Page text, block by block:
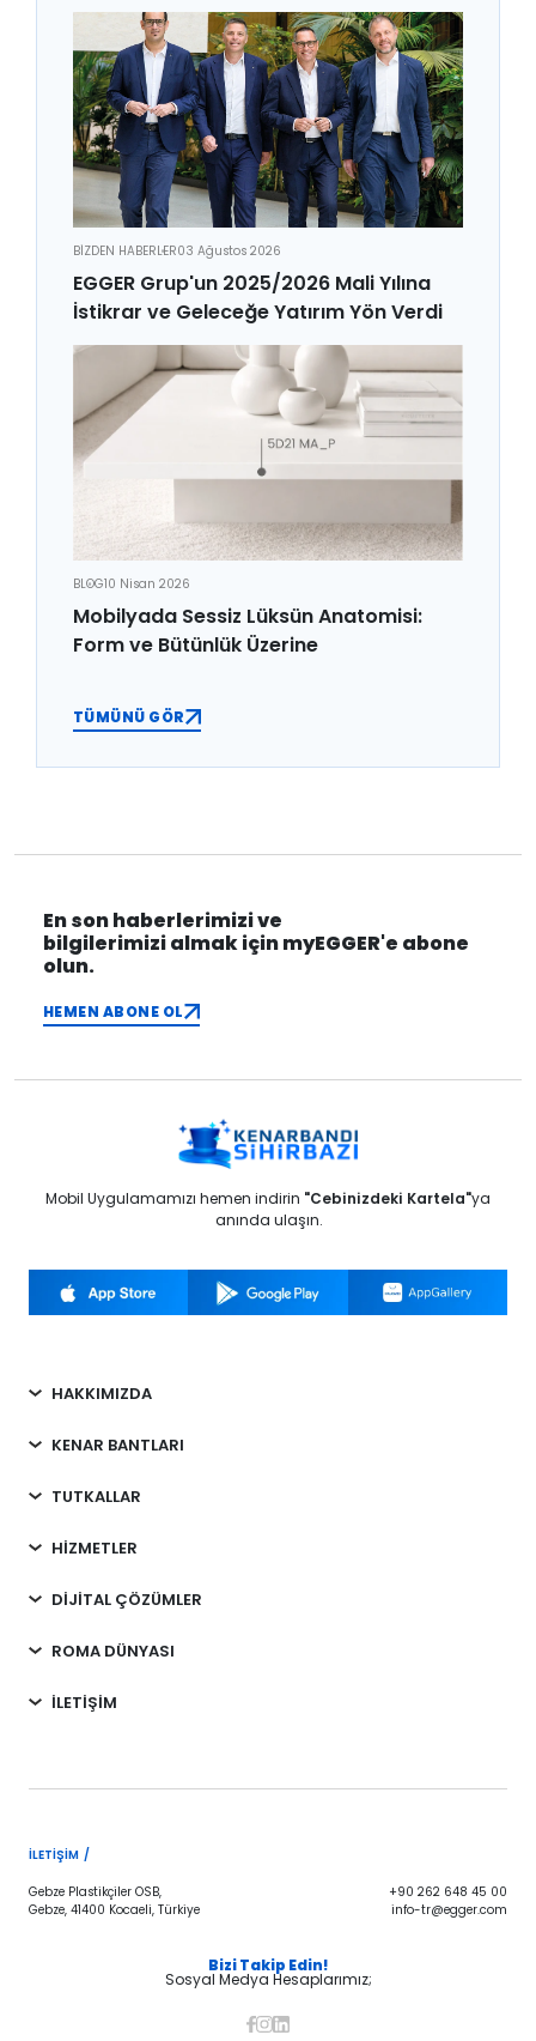
BİZDEN HABERLER03 Ağustos 2026
EGGER Grup'un 2025/2026 Mali Yılına
İstikrar ve Geleceğe Yatırım Yön Verdi
BLOG10 Nisan 2026
Mobilyada Sessiz Lüksün Anatomisi:
Form ve Bütünlük Üzerine
TÜMÜNÜ GÖR
En son haberlerimizi ve
bilgilerimizi almak için myEGGER'e abone
olun.
HEMEN ABONE OL
Mobil Uygulamamızı hemen indirin "Cebinizdeki Kartela"ya
anında ulaşın.
HAKKIMIZDA
KENAR BANTLARI
TUTKALLAR
HİZMETLER
DİJİTAL ÇÖZÜMLER
ROMA DÜNYASI
İLETİŞİM
İLETIŞIM /
Gebze Plastikçiler OSB,
Gebze, 41400 Kocaeli, Türkiye
+90 262 648 45 00
info-tr@egger.com
Bizi Takip Edin!
Sosyal Medya Hesaplarımız;